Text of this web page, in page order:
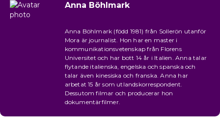
Anna Böhlmark
Anna Böhlmark (född 1981) från Sollerön utanför
Mora är journalist. Hon har en master i
kommunikationsvetenskap från Florens
Universitet och har bott 14 år i Italien. Anna talar
flytande italienska, engelska och spanska och
talar även kinesiska och franska. Anna har
arbetat 15 år som utlandskorrespondent.
Dessutom filmar och producerar hon
dokumentärfilmer.